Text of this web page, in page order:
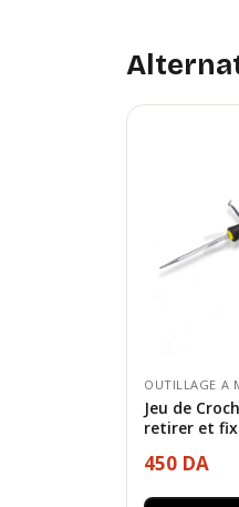
OUTILLAGE A
Jeu de
retirer et
450 DA